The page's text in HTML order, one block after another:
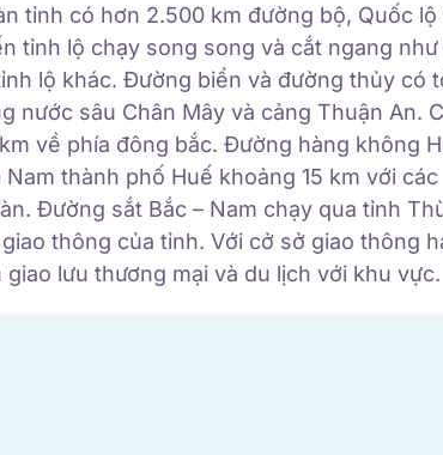
tỉnh có hơn 2.500 km đường bộ, Quốc lộ
tỉnh lộ chạy song song và cắt ngang như
tỉnh lộ khác. Đường biển và đường thủy có
nước sâu Chân Mây và cảng Thuận An.
về phía đông bắc. Đường hàng không
thành phố Huế khoảng 15 km với các
Đường sắt Bắc – Nam chạy qua tỉnh
thông của tỉnh. Với cở sở giao thông
lưu thương mại và du lịch với khu vực.